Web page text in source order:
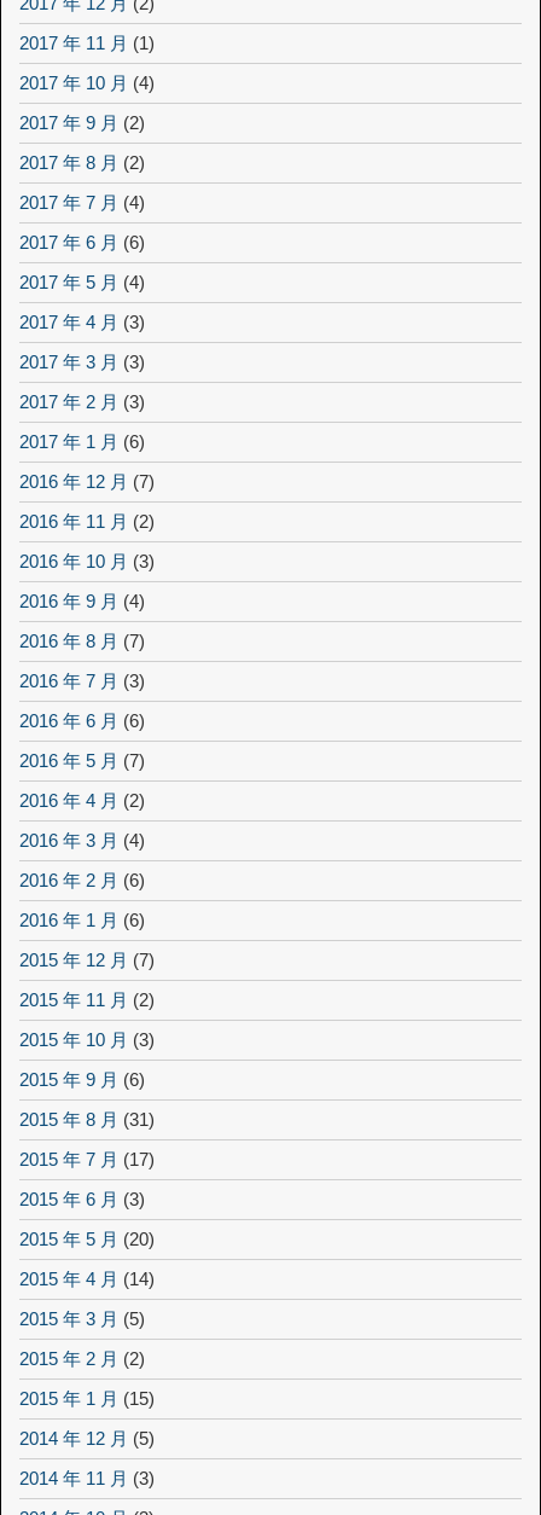
2017 年 11 月 (1)
2017 年 10 月 (4)
2017 年 9 月 (2)
2017 年 8 月 (2)
2017 年 7 月 (4)
2017 年 6 月 (6)
2017 年 5 月 (4)
2017 年 4 月 (3)
2017 年 3 月 (3)
2017 年 2 月 (3)
2017 年 1 月 (6)
2016 年 12 月 (7)
2016 年 11 月 (2)
2016 年 10 月 (3)
2016 年 9 月 (4)
2016 年 8 月 (7)
2016 年 7 月 (3)
2016 年 6 月 (6)
2016 年 5 月 (7)
2016 年 4 月 (2)
2016 年 3 月 (4)
2016 年 2 月 (6)
2016 年 1 月 (6)
2015 年 12 月 (7)
2015 年 11 月 (2)
2015 年 10 月 (3)
2015 年 9 月 (6)
2015 年 8 月 (31)
2015 年 7 月 (17)
2015 年 6 月 (3)
2015 年 5 月 (20)
2015 年 4 月 (14)
2015 年 3 月 (5)
2015 年 2 月 (2)
2015 年 1 月 (15)
2014 年 12 月 (5)
2014 年 11 月 (3)